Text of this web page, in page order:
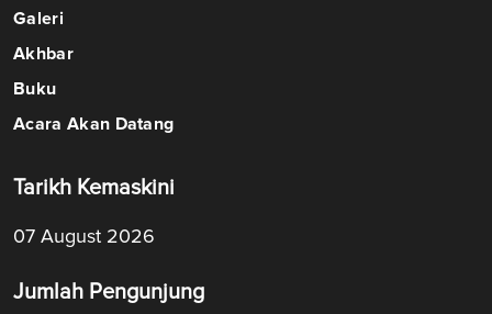
Galeri
Akhbar
Buku
Acara Akan Datang
Tarikh Kemaskini
07 August 2026
Jumlah Pengunjung